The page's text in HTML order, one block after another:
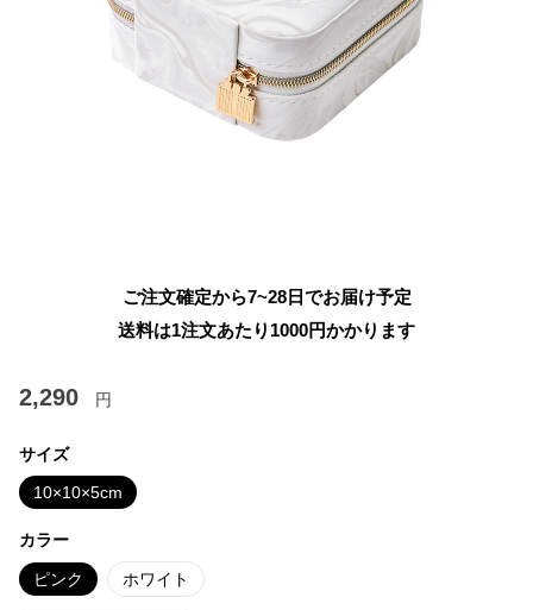
ご注文確定から7~28日でお届け予定
送料は1注文あたり 1000円かかります
2,290 円
サイズ
10×10×5cm
カラー
ピンク ホワイト